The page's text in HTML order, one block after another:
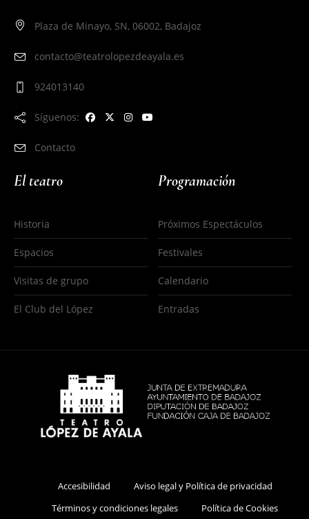
Plaza de Minayo, SN, 06002, Badajoz
contacto@teatrolopezdeayala.es
924013140
Síguenos:
Contacto
El teatro
Historia
Espacios
Visitas de grupo
El Club del López
Programación
Próximos Espectáculos
Festivales
Calendario
Entradas
Accesibilidad
Aviso legal y Política de privacidad
Términos y condiciones legales
Política de Cookies